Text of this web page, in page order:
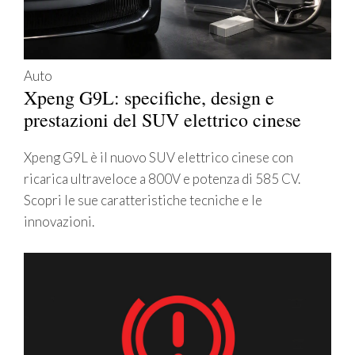
Auto
Xpeng G9L: specifiche, design e
prestazioni del SUV elettrico cinese
Xpeng G9L è il nuovo SUV elettrico cinese con
ricarica ultraveloce a 800V e potenza di 585 CV.
Scopri le sue caratteristiche tecniche e le
innovazioni.